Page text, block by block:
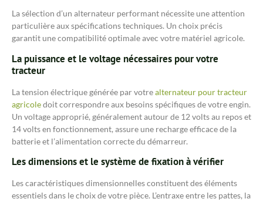
La sélection d’un alternateur performant nécessite une attention
particulière aux spécifications techniques. Un choix précis
garantit une compatibilité optimale avec votre matériel agricole.
La puissance et le voltage nécessaires pour votre
tracteur
La tension électrique générée par votrealternateur pour tracteur
agricoledoit correspondre aux besoins spécifiques de votre engin.
Un voltage approprié, généralement autour de 12 volts au repos et
14 volts en fonctionnement, assure une recharge efficace de la
batterie et l’alimentation correcte du démarreur.
Les dimensions et le système de fixation à vérifier
Les caractéristiques dimensionnelles constituent des éléments
essentiels dans le choix de votre pièce. L’entraxe entre les pattes, la